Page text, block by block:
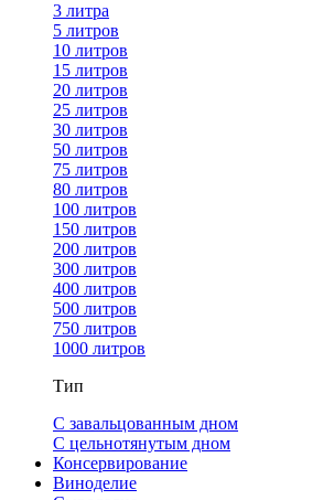
3 литра
5 литров
10 литров
15 литров
20 литров
25 литров
30 литров
50 литров
75 литров
80 литров
100 литров
150 литров
200 литров
300 литров
400 литров
500 литров
750 литров
1000 литров
Тип
С завальцованным дном
С цельнотянутым дном
Консервирование
Виноделие